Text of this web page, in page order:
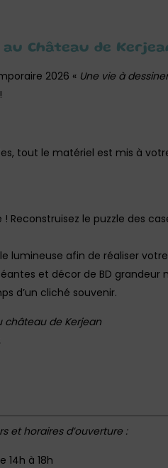
au Château de
2026 « Une vie à dessiner
tout le matériel est mis à
Reconstruisez le puzzle des
lumineuse afin de réaliser
et décor de BD
d’un cliché souvenir.
château de Kerjean
et horaires d’ouverture :
14h à 18h